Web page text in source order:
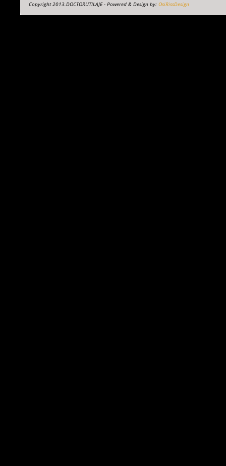
Copyright 2013.DOCTORUTILAJE - Powered & Design by: OsiRissDesign